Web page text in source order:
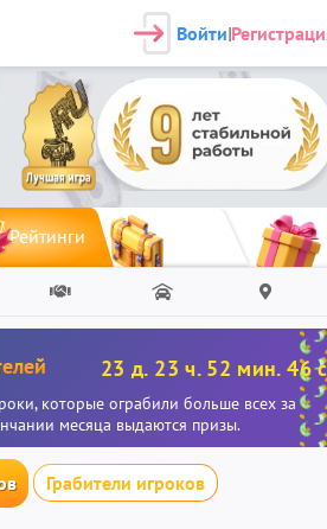
Войти|
Рейтинги
23 д. 23 ч. 52 мин. 46
которые ограбили больше всех за
месяца выдаются призы.
Грабители игроков